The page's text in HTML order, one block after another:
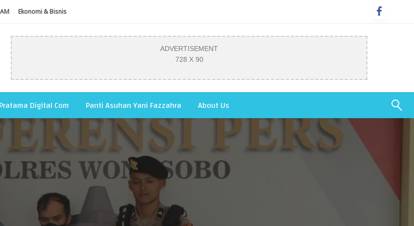
Ekonomi & Bisnis
ADVERTISEMENT
728 X 90
Pratama Digital Com Panti Asuhan Yani Fazzahra About Us